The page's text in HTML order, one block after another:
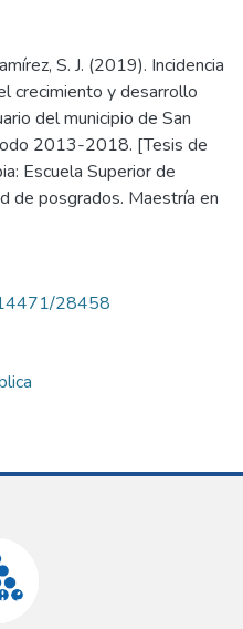
S. J. (2019). Incidencia
crecimiento y desarrollo
del municipio de San
2013-2018. [Tesis de
Escuela Superior de
de posgrados. Maestría en
28458